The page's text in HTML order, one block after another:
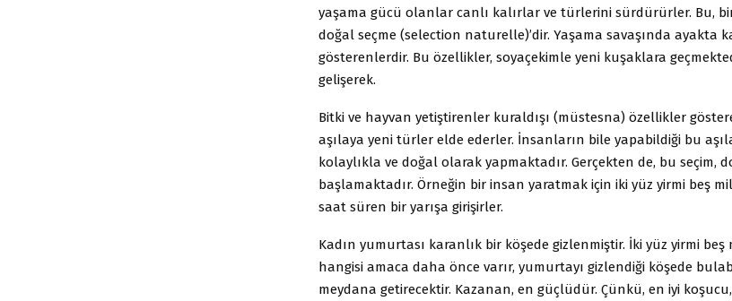
yaşama gücü olanlar canlı kalırlar ve türlerini sürdürürler. Bu,
doğal seçme (selection naturelle)’dir. Yaşama savaşında
gösterenlerdir. Bu özellikler, soyaçekimle yeni kuşaklara
gelişerek.
Bitki ve hayvan yetiştirenler kuraldışı (müstesna) özellikler
aşılaya yeni türler elde ederler. İnsanların bile yapabildiği bu
kolaylıkla ve doğal olarak yapmaktadır. Gerçekten de, bu seçim,
başlamaktadır. Örneğin bir insan yaratmak için iki yüz yirmi beş
saat süren bir yarışa girişirler.
Kadın yumurtası karanlık bir köşede gizlenmiştir. İki yüz yirmi beş
hangisi amaca daha önce varır, yumurtayı gizlendiği köşede
meydana getirecektir. Kazanan, en güçlüdür. Çünkü, en iyi